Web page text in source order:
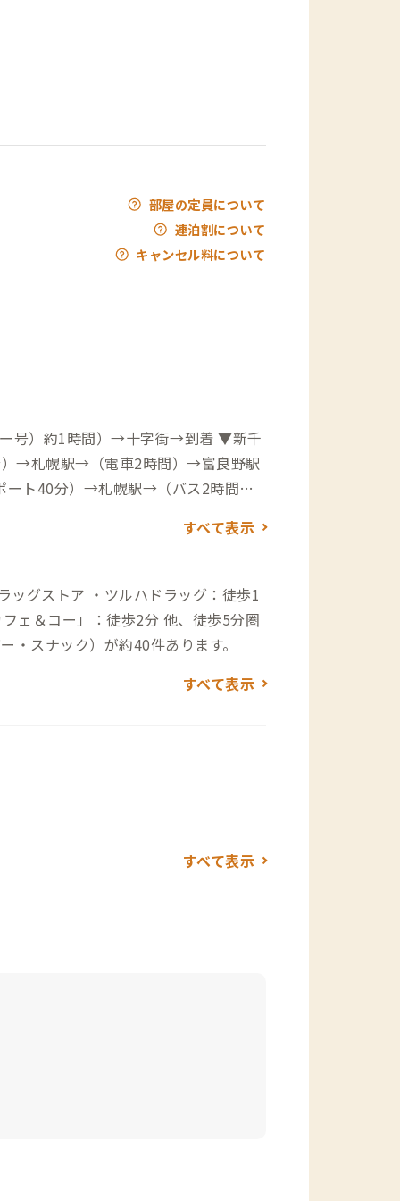
部屋の定員について
連泊割について
キャンセル料について
号）約1時間）→十字街→到着 ▼新千
→札幌駅→（電車2時間）→富良野駅
ト40分）→札幌駅→（バス2時間
すべて表示
・スナック）が約40件あります。
すべて表示
すべて表示